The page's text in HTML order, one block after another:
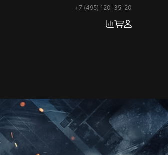
+7 (495) 120-35-20